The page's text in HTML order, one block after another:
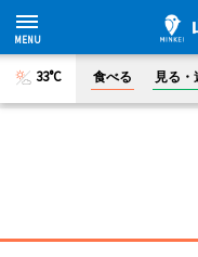
33°C 食べる 見る・